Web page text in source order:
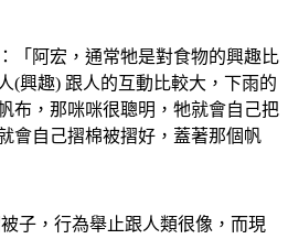
「阿宏，通常牠是對食物的興趣比
(興趣) 跟人的互動比較大，下雨的
布，那咪咪很聰明，牠就會自己把
會自己摺棉被摺好，蓋著那個帆
子，行為舉止跟人類很像，而現